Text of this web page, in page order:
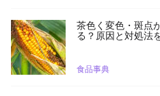
茶色く変色・斑点
る？原因と対処法
食品事典